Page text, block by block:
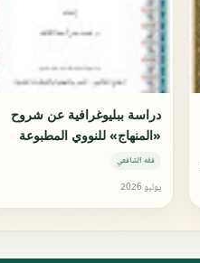
دراسة ببليوغرافية عن شروح
«المنهاج» للنووي المطبوعة
والمخطوطة والمفقودة
فقه الشافعي
يوليو 2026